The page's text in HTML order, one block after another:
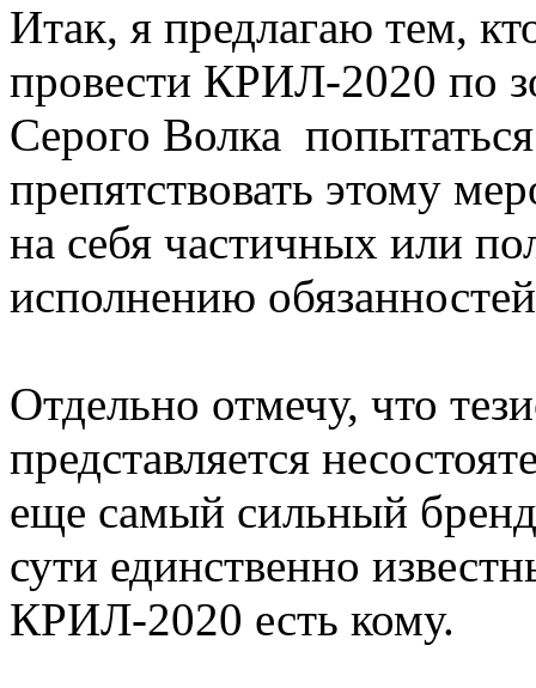
Итак, я предлагаю тем,
провести КРИЛ-2020 по
Серого Волка
препятствовать этому
на себя частичных или
исполнению
Отдельно отмечу, что
представляется
еще самый сильный
сути единственно
КРИЛ-2020 есть кому.